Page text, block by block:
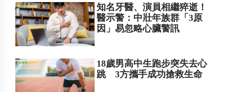
知名牙醫、演員相繼猝逝！
醫示警：中壯年族群「3原
因」易忽略心臟警訊
18歲男高中生跑步突失去心
跳 3方攜手成功搶救生命